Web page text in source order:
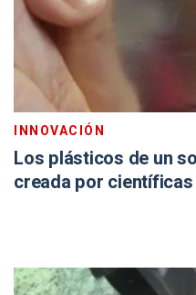
INNOVACIÓN
Los plásticos de un
creada por científicas